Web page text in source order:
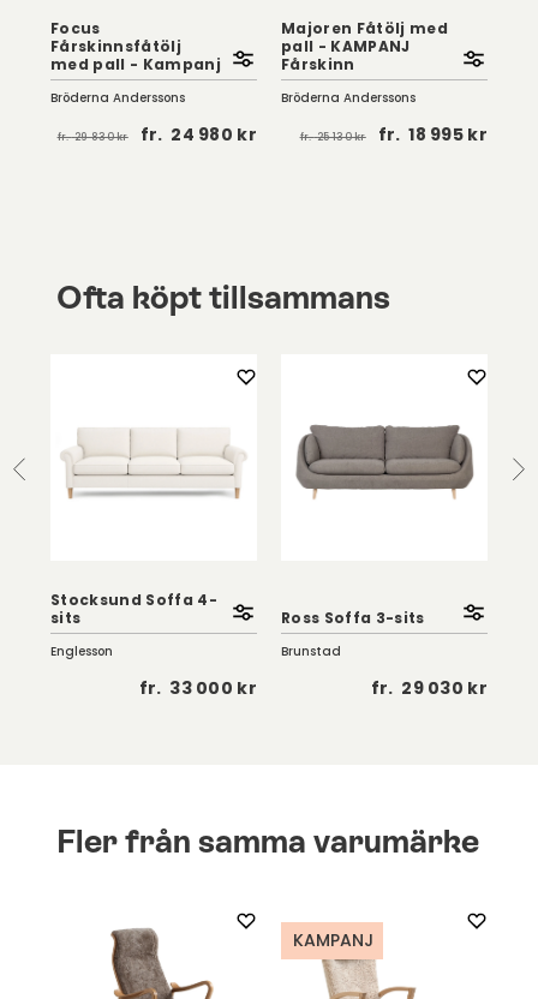
Focus
Fårskinnsfåtölj
med pall - Kampanj
Bröderna Anderssons
fr.29 830 kr fr. 24 980 kr
Majoren Fåtölj med
pall - KAMPANJ
Fårskinn
Bröderna Anderssons
fr.25 130 kr fr. 18 995 kr
Ofta köpt tillsammans
Stocksund Soffa 4-
sits
Englesson
fr. 33 000 kr
Ross Soffa 3-sits
Brunstad
fr. 29 030 kr
Fler från samma varumärke
KAMPANJ